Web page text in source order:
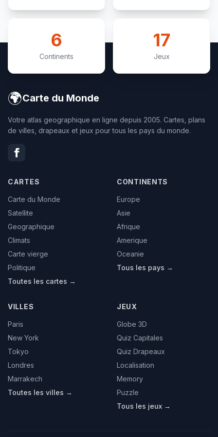
6
Continents
17
Jeux
🌍Carte du Monde
Votre atlas geographique en ligne depuis 2005. Cartes, plans
de villes, drapeaux et jeux pour tous les pays du monde.
CARTES
Carte du Monde
Satellite
Geographique
Climats
Carte vierge
Politique
Toutes les cartes →
CONTINENTS
Europe
Asie
Afrique
Amerique
Oceanie
Tous les pays →
VILLES
Paris
New York
Tokyo
Londres
Marrakech
Toutes les villes →
JEUX
Globe 3D
Quiz Capitales
Quiz Drapeaux
Localisation
Memory
Puzzle
Tous les jeux →